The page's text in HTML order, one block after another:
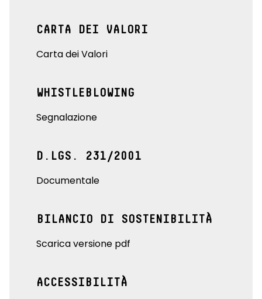
CARTA DEI VALORI
Carta dei Valori
WHISTLEBLOWING
Segnalazione
D.LGS. 231/2001
Documentale
BILANCIO DI SOSTENIBILITÀ
Scarica versione pdf
ACCESSIBILITÀ